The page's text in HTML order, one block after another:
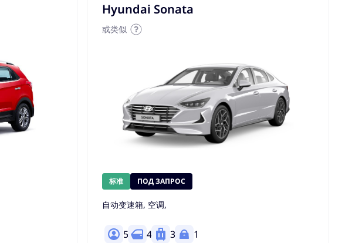
Hyundai Sonata
或类似
标准 ПОД ЗАПРОС
自动变速箱, 空调,
5 4 3 1